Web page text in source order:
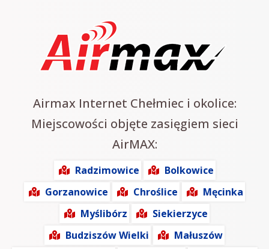
Airmax Internet Chełmiec i okolice:
Miejscowości objęte zasięgiem sieci
AirMAX:
Radzimowice
Bolkowice
Gorzanowice
Chroślice
Męcinka
Myślibórz
Siekierzyce
Budziszów Wielki
Małuszów